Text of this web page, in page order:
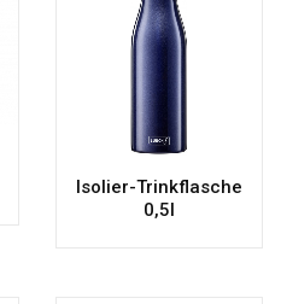
Isolier-Trinkflasche
0,5l